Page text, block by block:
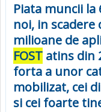
Piata muncii la
noi, in scadere
milioane de
FOST atins din
forta a unor
mobilizat, cei
si cei foarte